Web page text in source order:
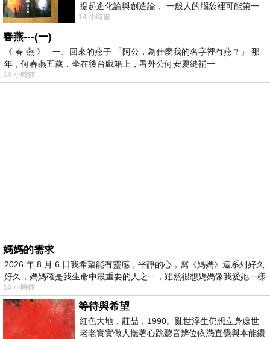
提起進化論與創造論， 一般人的腦袋裡可能第一
時間就有「 進化論很科
14 小時前
春燕---(一)
《 春 燕 》 一、回來的燕子 「阿公，為什麼我的名字裡有燕？」 那
年，何春燕五歲，坐在後台戲箱上，看外公何安慶縫補一
14 小時前
媽媽的需求
2026 年 8 月 6 日我希望能有靈感，平靜的心，寫《媽媽》這系列好久
好久，媽媽確是我生命中最重要的人之一，雖然很想媽媽像我愛她一樣
14 小時前
等待與希望
紅色大地，莊喆，1990。亂世浮生仍想立身處世
老老實實做人撫著心跳聽音辨位依憑直覺與本能鑽